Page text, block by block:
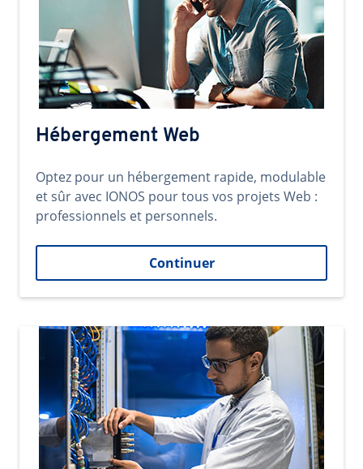
Hébergement Web
Optez pour un hébergement rapide, modulable
et sûr avec IONOS pour tous vos projets Web :
professionnels et personnels.
Continuer